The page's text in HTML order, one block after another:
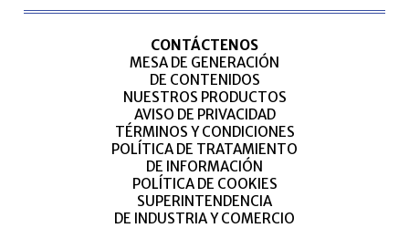
CONTÁCTENOS
MESA DE GENERACIÓN
DE CONTENIDOS
NUESTROS PRODUCTOS
AVISO DE PRIVACIDAD
TÉRMINOS Y CONDICIONES
POLÍTICA DE TRATAMIENTO
DE INFORMACIÓN
POLÍTICA DE COOKIES
SUPERINTENDENCIA
DE INDUSTRIA Y COMERCIO